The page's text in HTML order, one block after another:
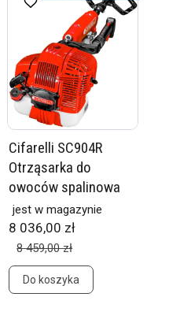
Cifarelli SC904R
Otrząsarka do
owoców spalinowa
jest w magazynie
8 036,00 zł
8 459,00 zł
Do koszyka